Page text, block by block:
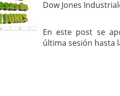
CATALEJO SOBRE IBEX35.
alcanzar la zona de sobreventa
rebote interesante
Dow Jones
En este post se
última sesión hasta